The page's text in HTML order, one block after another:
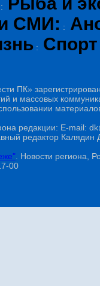
:
СМИ: :
: Спорт
ПК»
и массовых
редакции: E-mail:
редактор
. Новости региона,
00